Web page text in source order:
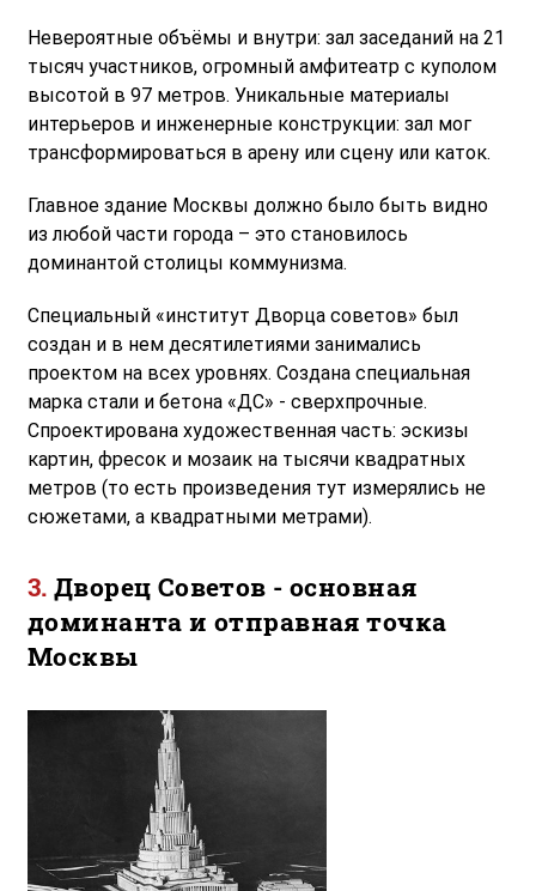
Невероятные объёмы и внутри: зал заседаний на 21
тысяч участников, огромный амфитеатр с куполом
высотой в 97 метров. Уникальные материалы
интерьеров и инженерные конструкции: зал мог
трансформироваться в арену или сцену или каток.
Главное здание Москвы должно было быть видно
из любой части города – это становилось
доминантой столицы коммунизма.
Специальный «институт Дворца советов» был
создан и в нем десятилетиями занимались
проектом на всех уровнях. Создана специальная
марка стали и бетона «ДС» - сверхпрочные.
Спроектирована художественная часть: эскизы
картин, фресок и мозаик на тысячи квадратных
метров (то есть произведения тут измерялись не
сюжетами, а квадратными метрами).
Дворец Советов - основная
доминанта и отправная точка
Москвы